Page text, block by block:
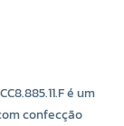
é um
confecção